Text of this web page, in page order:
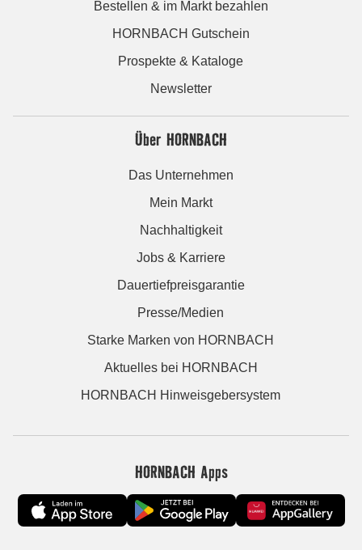
Bestellen & im Markt bezahlen
HORNBACH Gutschein
Prospekte & Kataloge
Newsletter
Über HORNBACH
Das Unternehmen
Mein Markt
Nachhaltigkeit
Jobs & Karriere
Dauertiefpreisgarantie
Presse/Medien
Starke Marken von HORNBACH
Aktuelles bei HORNBACH
HORNBACH Hinweisgebersystem
HORNBACH Apps